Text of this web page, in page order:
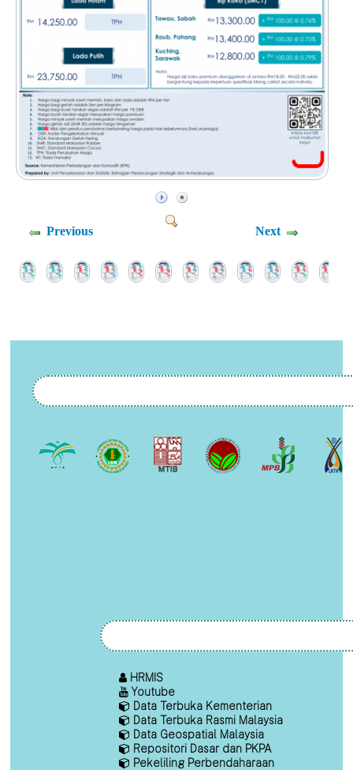
Previous Next
HRMIS
Youtube
Data Terbuka Kementerian
Data Terbuka Rasmi Malaysia
Data Geospatial Malaysia
Repositori Dasar dan PKPA
Pekeliling Perbendaharaan